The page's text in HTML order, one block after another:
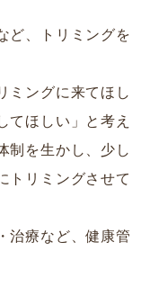
ど、トリミングを
ミングに来てほし
てほしい」と考え
制を生かし、少し
トリミングさせて
治療など、健康管